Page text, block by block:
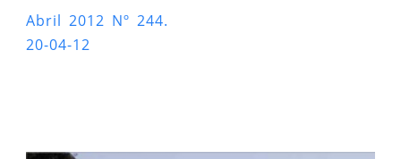
Abril 2012 Nº 244.
20-04-12